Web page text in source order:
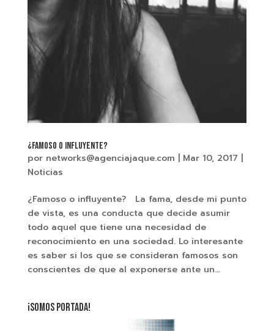
¿Famoso o influyente?
por networks@agenciajaque.com | Mar 10, 2017 |
Noticias
¿Famoso o influyente? La fama, desde mi punto
de vista, es una conducta que decide asumir
todo aquel que tiene una necesidad de
reconocimiento en una sociedad. Lo interesante
es saber si los que se consideran famosos son
conscientes de que al exponerse ante un...
¡SOMOS PORTADA!